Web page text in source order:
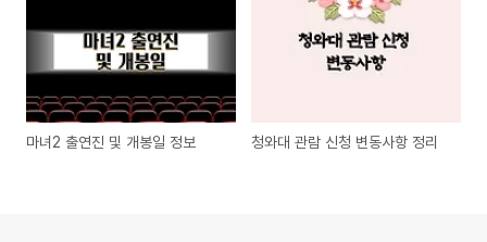
마녀2 출연진 및 개봉일 정보 청와대 관람 신청 변동사항 정리